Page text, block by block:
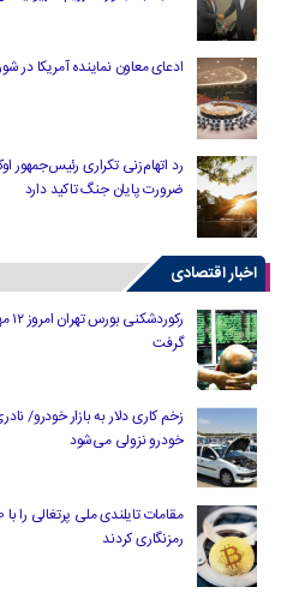
ادعای معاون نماینده آمریکا در
رد اتهام‌زنی تکراری رئیس‌جمهور
ضرورت پایان جنگ تاکید دارد
اخبار اقتصادی
گرفت
زخم کاری دلار به بازار خودرو/
خودرو نزولی می‌شود
رمزنگاری کردند